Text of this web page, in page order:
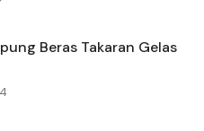
Beras Takaran Gelas